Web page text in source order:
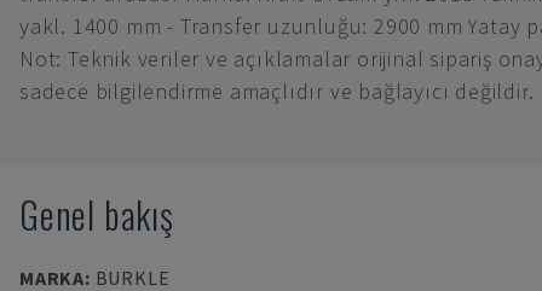
yakl. 1400 mm - Transfer uzunluğu: 2900 mm Yatay
Not: Teknik veriler ve açıklamalar orijinal sipariş
sadece bilgilendirme amaçlıdır ve bağlayıcı değildir.
Genel bakış
MARKA: BURKLE